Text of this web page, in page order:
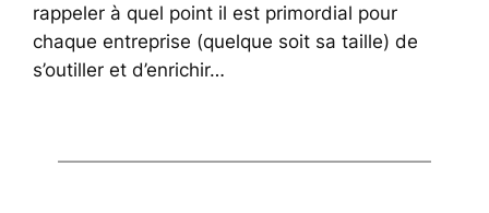
rappeler à quel point il est primordial pour
chaque entreprise (quelque soit sa taille) de
s’outiller et d’enrichir…